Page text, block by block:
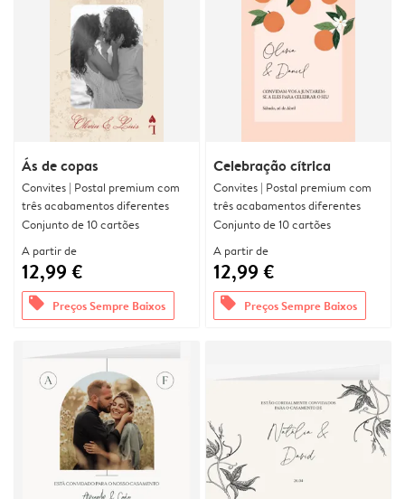
Ás de copas
Convites | Postal premium com
três acabamentos diferentes
Conjunto de 10 cartões
A partir de
12,99 €
offers Preços Sempre Baixos
Celebração cítrica
Convites | Postal premium com
três acabamentos diferentes
Conjunto de 10 cartões
A partir de
12,99 €
offers Preços Sempre Baixos